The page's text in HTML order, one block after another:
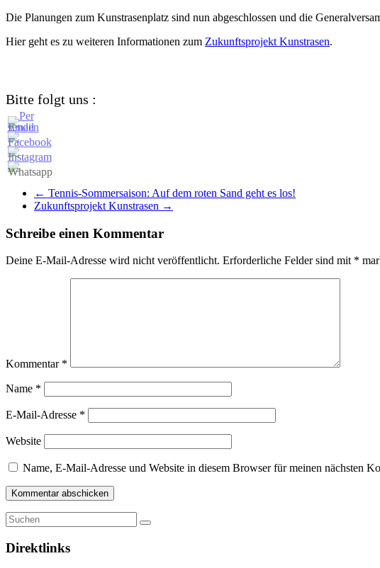
Die Planungen zum Kunstrasenplatz sind nun abgeschlossen und die
Hier geht es zu weiteren Informationen zum Zukunftsprojekt Kunstrasen.
Bitte folgt uns :
← Tennis-Sommersaison: Auf dem roten Sand geht es los!
Zukunftsprojekt Kunstrasen →
Schreibe einen Kommentar
Deine E-Mail-Adresse wird nicht veröffentlicht. Erforderliche Felder sind mit *
Kommentar *
Name *
E-Mail-Adresse *
Website
Name, E-Mail-Adresse und Website in diesem Browser für meinen nächsten
Direktlinks